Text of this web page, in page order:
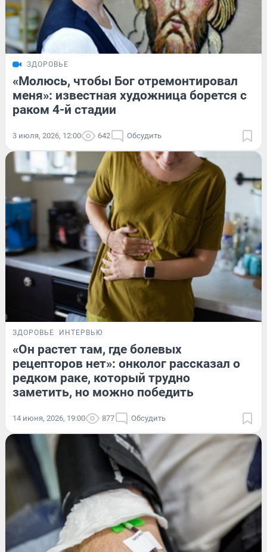
ЗДОРОВЬЕ
«Молюсь, чтобы Бог отремонтировал
меня»: известная художница борется с
раком 4-й стадии
3 июля, 2026, 12:00 642 Обсудить
ЗДОРОВЬЕ ИНТЕРВЬЮ
«Он растет там, где болевых
рецепторов нет»: онколог рассказал о
редком раке, который трудно
заметить, но можно победить
14 июня, 2026, 19:00 877 Обсудить